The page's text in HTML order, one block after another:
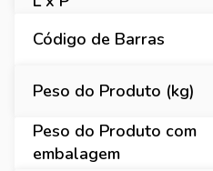
Código de Barras
Peso do Produto (kg)
Peso do Produto com
embalagem